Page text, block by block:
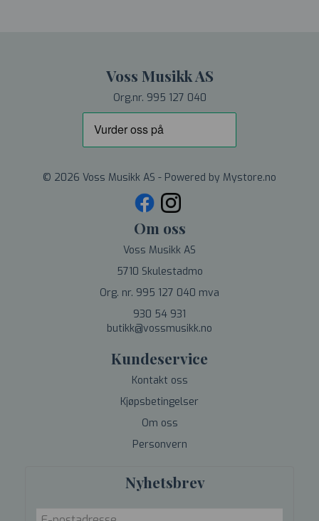
Voss Musikk AS
Org.nr. 995 127 040
© 2026 Voss Musikk AS - Powered by Mystore.no
Om oss
Voss Musikk AS
5710 Skulestadmo
Org. nr. 995 127 040 mva
930 54 931
butikk@vossmusikk.no
Kundeservice
Kontakt oss
Kjøpsbetingelser
Om oss
Personvern
Nyhetsbrev